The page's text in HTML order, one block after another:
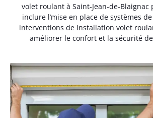
volet roulant à Saint-Jean-de-Blaignac
inclure l’mise en place de systèmes
interventions de Installation volet
améliorer le confort et la sécurité